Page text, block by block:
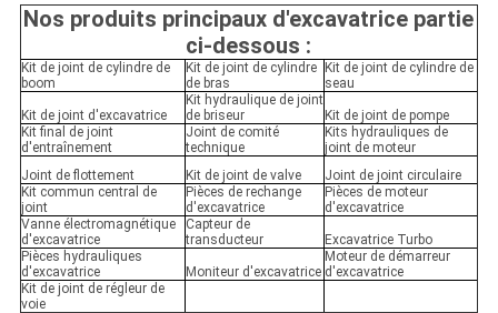
Nos produits principaux d'excavatrice partie
ci-dessous :
Kit de joint de cylindre de
boom
Kit de joint de cylindre
de bras
Kit de joint de cylindre de
seau
Kit de joint d'excavatrice
Kit hydraulique de joint
de briseur
Kit de joint de pompe
Kit final de joint
d'entraînement
Joint de comité
technique
Kits hydrauliques de
joint de moteur
Joint de flottement
Kit de joint de valve
Joint de joint circulaire
Kit commun central de
joint
Pièces de rechange
d'excavatrice
Pièces de moteur
d'excavatrice
Vanne électromagnétique
d'excavatrice
Capteur de
transducteur
Excavatrice Turbo
Pièces hydrauliques
d'excavatrice
Moniteur d'excavatrice
Moteur de démarreur
d'excavatrice
Kit de joint de régleur de
voie